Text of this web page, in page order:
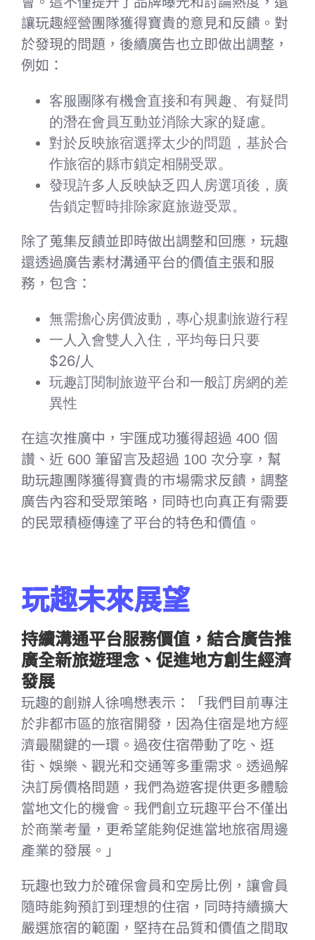
讓玩趣經營團隊獲得寶貴的意見和反饋。對
於發現的問題，後續廣告也立即做出調整，
例如：
客服團隊有機會直接和有興趣、有疑問
的潛在會員互動並消除大家的疑慮。
對於反映旅宿選擇太少的問題，基於合
作旅宿的縣市鎖定相關受眾。
發現許多人反映缺乏四人房選項後，廣
告鎖定暫時排除家庭旅遊受眾。
除了蒐集反饋並即時做出調整和回應，玩趣
還透過廣告素材溝通平台的價值主張和服
務，包含：
無需擔心房價波動，專心規劃旅遊行程
一人入會雙人入住，平均每日只要
$26/人
玩趣訂閱制旅遊平台和一般訂房網的差
異性
在這次推廣中，宇匯成功獲得超過 400 個
讚、近 600 筆留言及超過 100 次分享，幫
助玩趣團隊獲得寶貴的市場需求反饋，調整
廣告內容和受眾策略，同時也向真正有需要
的民眾積極傳達了平台的特色和價值。
玩趣未來展望
持續溝通平台服務價值，結合廣告推
廣全新旅遊理念、促進地方創生經濟
發展
玩趣的創辦人徐鳴懋表示：「我們目前專注
於非都市區的旅宿開發，因為住宿是地方經
濟最關鍵的一環。過夜住宿帶動了吃、逛
街、娛樂、觀光和交通等多重需求。透過解
決訂房價格問題，我們為遊客提供更多體驗
當地文化的機會。我們創立玩趣平台不僅出
於商業考量，更希望能夠促進當地旅宿周邊
產業的發展。」
玩趣也致力於確保會員和空房比例，讓會員
隨時能夠預訂到理想的住宿，同時持續擴大
嚴選旅宿的範圍，堅持在品質和價值之間取